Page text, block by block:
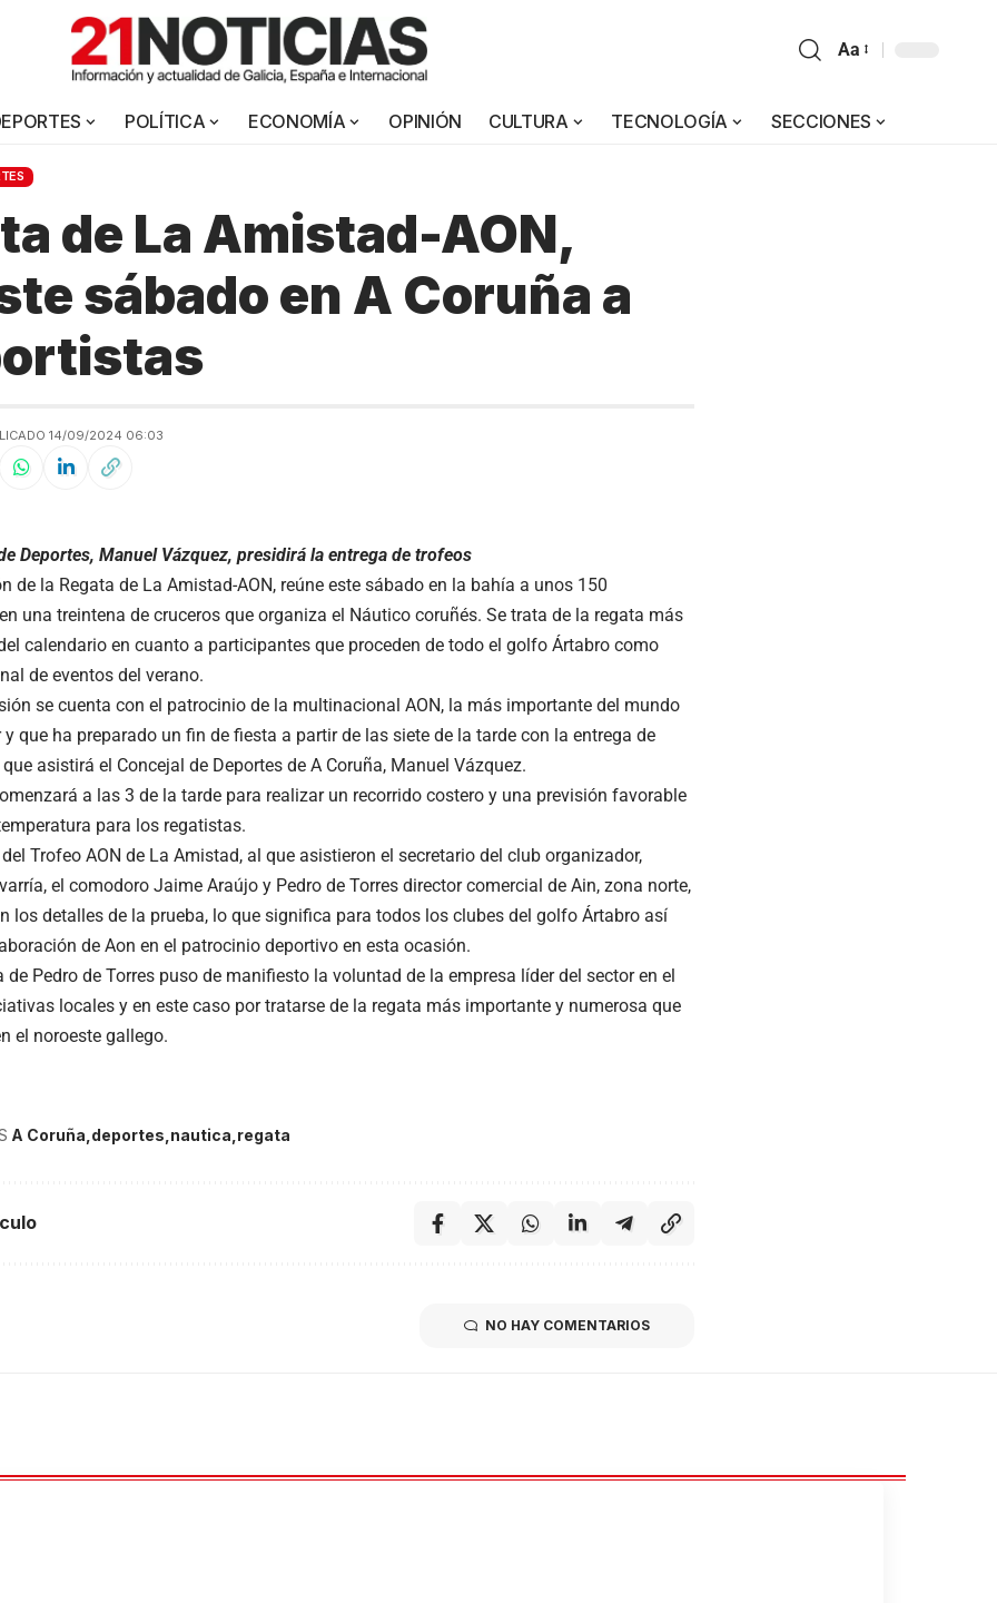
Aa
POLÍTICA ECONOMÍA OPINIÓN CULTURA TECNOLOGÍA SECCIONES
de La Amistad-AON,
sábado en A Coruña a
14/09/2024 06:03
Deportes, Manuel Vázquez, presidirá la entrega de trofeos
de la Regata de La Amistad-AON, reúne este sábado en la bahía a unos 150
una treintena de cruceros que organiza el Náutico coruñés. Se trata de la regata más
calendario en cuanto a participantes que proceden de todo el golfo Ártabro como
de eventos del verano.
se cuenta con el patrocinio de la multinacional AON, la más importante del mundo
y que ha preparado un fin de fiesta a partir de las siete de la tarde con la entrega de
asistirá el Concejal de Deportes de A Coruña, Manuel Vázquez.
a las 3 de la tarde para realizar un recorrido costero y una previsión favorable
para los regatistas.
Trofeo AON de La Amistad, al que asistieron el secretario del club organizador,
el comodoro Jaime Araújo y Pedro de Torres director comercial de Ain, zona norte,
los detalles de la prueba, lo que significa para todos los clubes del golfo Ártabro así
de Aon en el patrocinio deportivo en esta ocasión.
de Pedro de Torres puso de manifiesto la voluntad de la empresa líder del sector en el
locales y en este caso por tratarse de la regata más importante y numerosa que
el noroeste gallego.
A Coruña deportes nautica regata
NO HAY COMENTARIOS